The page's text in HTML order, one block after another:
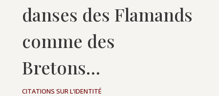
danses des Flamands
comme des
Bretons…
CITATIONS SUR L'IDENTITÉ